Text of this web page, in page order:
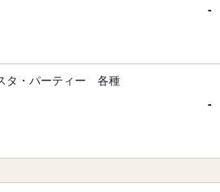
-
タ・パーティー 各種
-